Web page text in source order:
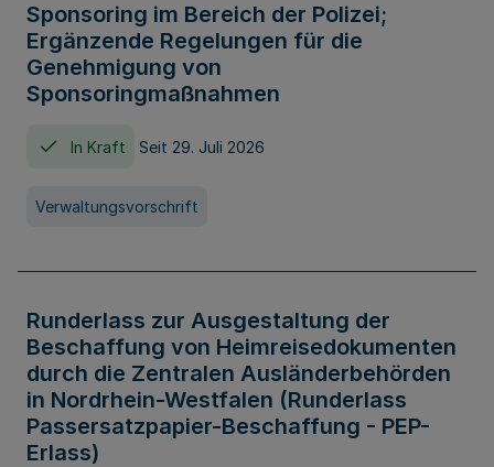
Sponsoring im Bereich der Polizei;
Ergänzende Regelungen für die
Genehmigung von
Sponsoringmaßnahmen
In Kraft Seit 29. Juli 2026
Verwaltungsvorschrift
Runderlass zur Ausgestaltung der
Beschaffung von Heimreisedokumenten
durch die Zentralen Ausländerbehörden
in Nordrhein-Westfalen (Runderlass
Passersatzpapier-Beschaffung - PEP-
Erlass)